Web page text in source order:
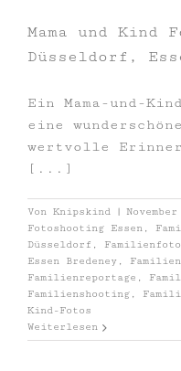
Mama und Kind
Düsseldorf,
Ein Mama-und-
eine
wertvolle
[...]
Von Knipskind |
Fotoshooting Essen ,
Düsseldorf ,
Essen Bredeney ,
Familienreportage ,
Familienshooting ,
Kind-Fotos
Weiterlesen